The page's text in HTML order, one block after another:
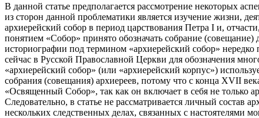
В данной статье предполагается рассмотрение некоторых
из сторон данной проблематики является изучение жизни,
архиерейский собор в период царствования Петра I и,
понятием «Собор» принято обозначать собрание
историографии под термином «архиерейский собор» нередко
сейчас в Русской Православной Церкви для обозначения
«архиерейский собор» (или «архиерейский корпус»)
собрания (совещания) архиереев, потому что с конца XVII
«Освященный Собор», так как он включает в себя не только
Следовательно, в статье не рассматривается личный состав
нескольких следственных делах, связанных с настоятелями